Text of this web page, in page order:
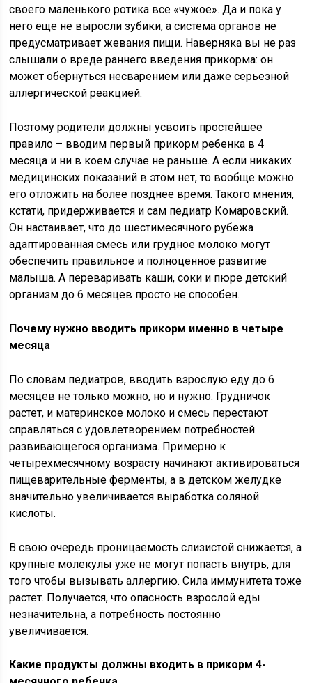
своего маленького ротика все «чужое». Да и пока у
него еще не выросли зубики, а система органов не
предусматривает жевания пищи. Наверняка вы не раз
слышали о вреде раннего введения прикорма: он
может обернуться несварением или даже серьезной
аллергической реакцией.
Поэтому родители должны усвоить простейшее
правило – вводим первый прикорм ребенка в 4
месяца и ни в коем случае не раньше. А если никаких
медицинских показаний в этом нет, то вообще можно
его отложить на более позднее время. Такого мнения,
кстати, придерживается и сам педиатр Комаровский.
Он настаивает, что до шестимесячного рубежа
адаптированная смесь или грудное молоко могут
обеспечить правильное и полноценное развитие
малыша. А переваривать каши, соки и пюре детский
организм до 6 месяцев просто не способен.
Почему нужно вводить прикорм именно в четыре
месяца
По словам педиатров, вводить взрослую еду до 6
месяцев не только можно, но и нужно. Грудничок
растет, и материнское молоко и смесь перестают
справляться с удовлетворением потребностей
развивающегося организма. Примерно к
четырехмесячному возрасту начинают активироваться
пищеварительные ферменты, а в детском желудке
значительно увеличивается выработка соляной
кислоты.
В свою очередь проницаемость слизистой снижается, а
крупные молекулы уже не могут попасть внутрь, для
того чтобы вызывать аллергию. Сила иммунитета тоже
растет. Получается, что опасность взрослой еды
незначительна, а потребность постоянно
увеличивается.
Какие продукты должны входить в прикорм 4-